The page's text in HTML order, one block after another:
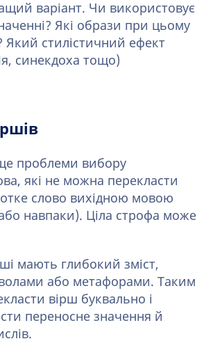
варіант. Чи використовує
Які образи при цьому
стилістичний ефект
синекдоха тощо)
проблеми вибору
які не можна перекласти
слово вихідною мовою
навпаки). Ціла строфа може
мають глибокий зміст,
або метафорами. Таким
вірш буквально і
переносне значення й